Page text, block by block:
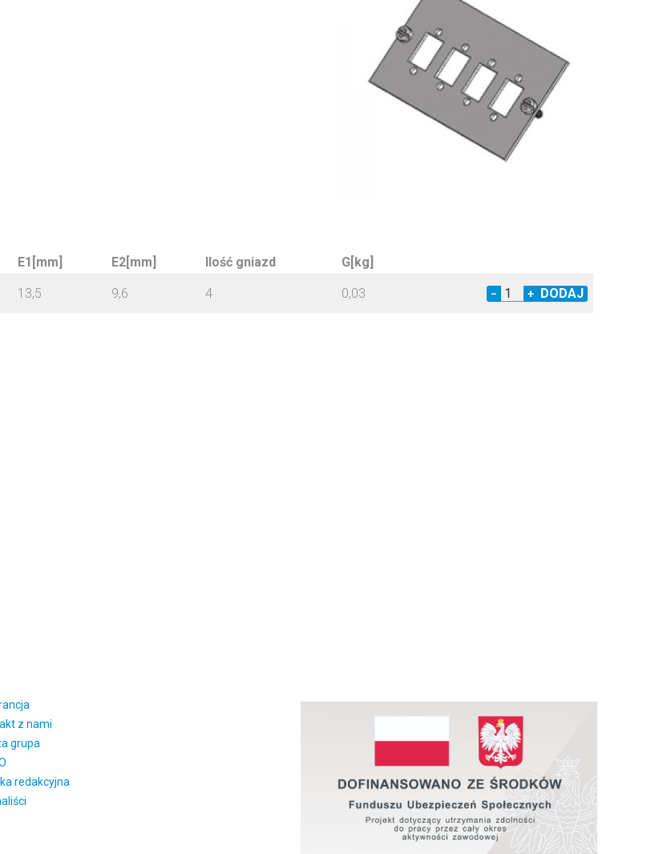
E1[mm] E2[mm] Ilość gniazd G[kg]
13,5 9,6 4 0,03 − +
z nami
grupa
redakcyjna